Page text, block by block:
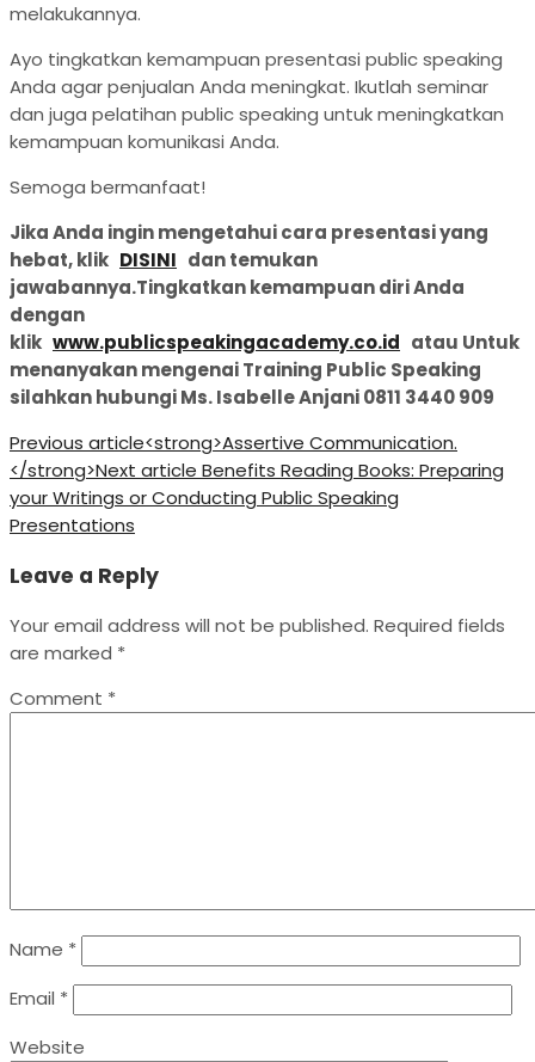
melakukannya.
Ayo tingkatkan kemampuan presentasi public speaking
Anda agar penjualan Anda meningkat. Ikutlah seminar
dan juga pelatihan public speaking untuk meningkatkan
kemampuan komunikasi Anda.
Semoga bermanfaat!
Jika Anda ingin mengetahui cara presentasi yang
hebat, klik DISINI dan temukan
jawabannya.Tingkatkan kemampuan diri Anda
dengan
klik www.publicspeakingacademy.co.id atau Untuk
menanyakan mengenai Training Public Speaking
silahkan hubungi Ms. Isabelle Anjani 0811 3440 909
Previous article<strong>Assertive Communication.
</strong>Next article Benefits Reading Books: Preparing
your Writings or Conducting Public Speaking
Presentations
Leave a Reply
Your email address will not be published. Required fields
are marked *
Comment *
Name *
Email *
Website